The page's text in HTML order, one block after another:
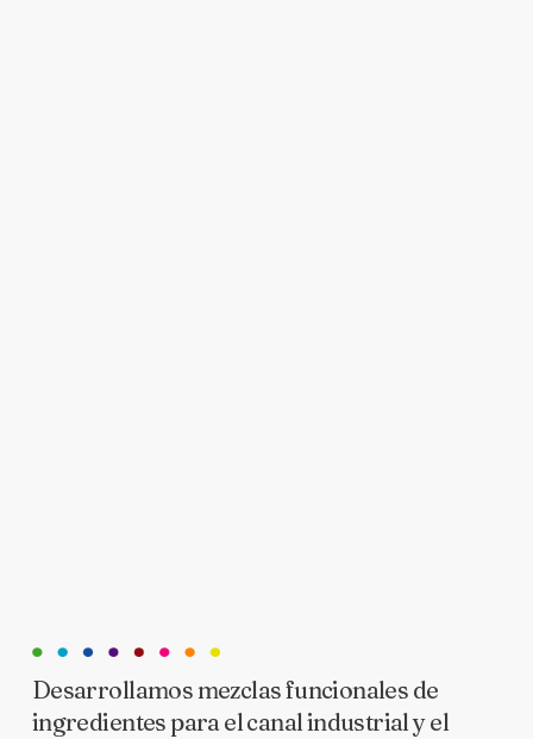
Desarrollamos mezclas funcionales de
ingredientes para el canal industrial y el